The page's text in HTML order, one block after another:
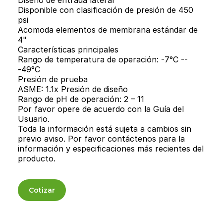
Disponible con clasificación de presión de 450
psi
Acomoda elementos de membrana estándar de
4"
Características principales
Rango de temperatura de operación: -7°C --
-49°C
Presión de prueba
ASME: 1.1x Presión de diseño
Rango de pH de operación: 2 – 11
Por favor opere de acuerdo con la Guía del
Usuario.
Toda la información está sujeta a cambios sin
previo aviso. Por favor contáctenos para la
información y especificaciones más recientes del
producto.
Cotizar